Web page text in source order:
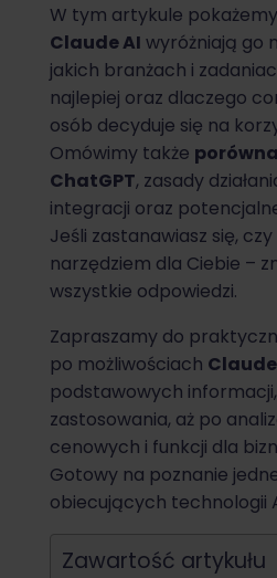
W tym artykule
Claude AI wyróżniają go
jakich branżach i
najlepiej oraz dlaczego
osób decyduje się na
Omówimy także
ChatGPT, zasady
integracji oraz
Jeśli zastanawiasz się,
narzędziem dla Ciebie –
wszystkie odpowiedzi.
Zapraszamy do
po możliwościach
podstawowych
zastosowania, aż po
cenowych i funkcji dla
Gotowy na poznanie
obiecujących technologii
Zawartość artykułu